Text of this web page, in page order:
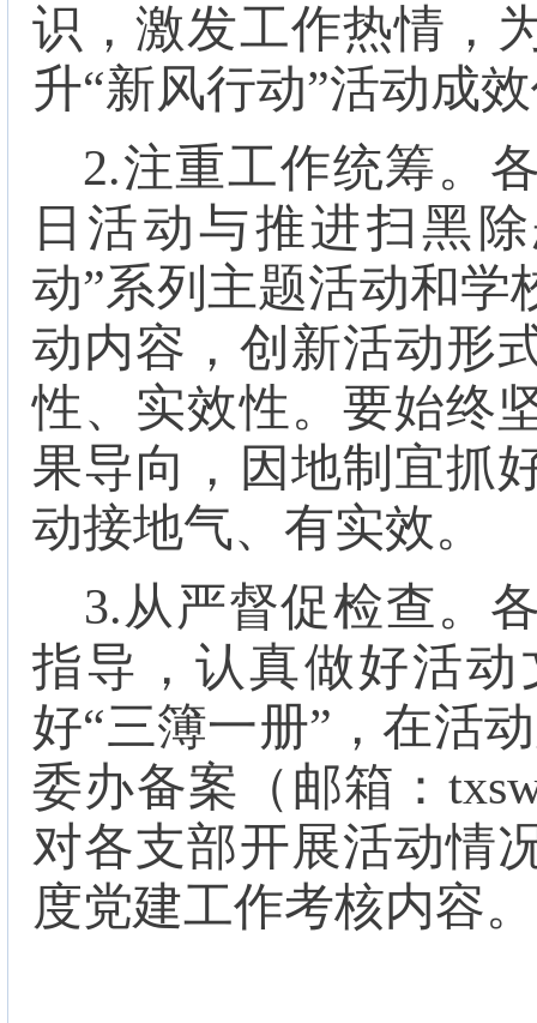
识，激发工作热情，
升“新风行动”活动成
2.注重工作统筹。
日活动与推进扫黑
动”系列主题活动和学
动内容，创新活动形
性、实效性。要始终
果导向，因地制宜抓
动接地气、有实效。
3.从严督促检查。
指导，认真做好活
好“三簿一册” ，在活
委办备案（邮箱：
对各支部开展活动情
度党建工作考核内容。